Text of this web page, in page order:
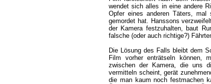
wendet sich alles in eine andere
Opfer eines anderen Täters,
gemordet hat. Hanssons
der Kamera festzuhalten, baut
falsche (oder auch richtige?)
Die Lösung des Falls bleibt dem
Film vorher enträtseln können,
zwischen der Kamera, die uns
vermitteln scheint, gerät
die man kaum noch festmachen